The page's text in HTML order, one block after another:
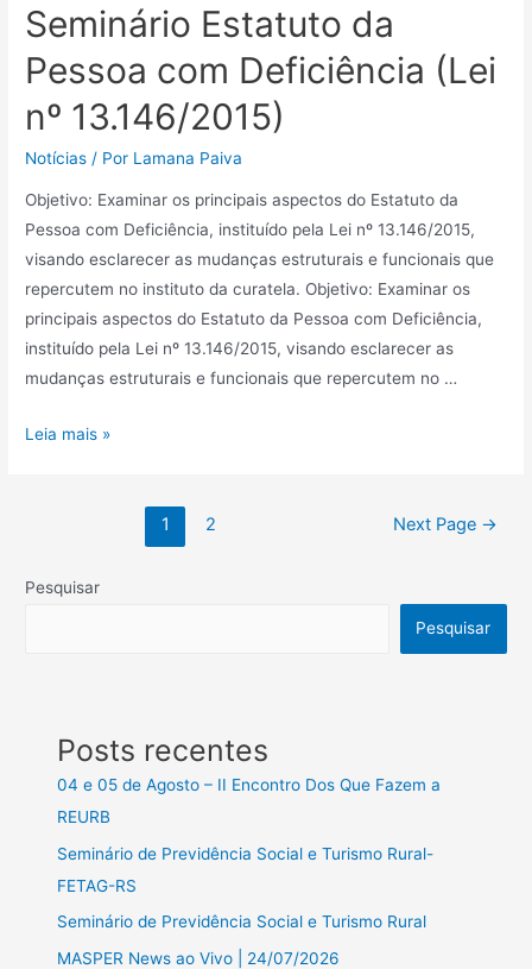
Seminário Estatuto da
Pessoa com Deficiência (Lei
nº 13.146/2015)
Notícias / Por Lamana Paiva
Objetivo: Examinar os principais aspectos do Estatuto da
Pessoa com Deficiência, instituído pela Lei nº 13.146/2015,
visando esclarecer as mudanças estruturais e funcionais que
repercutem no instituto da curatela. Objetivo: Examinar os
principais aspectos do Estatuto da Pessoa com Deficiência,
instituído pela Lei nº 13.146/2015, visando esclarecer as
mudanças estruturais e funcionais que repercutem no …
Leia mais »
1 2 Next Page →
Pesquisar
Pesquisar
Posts recentes
04 e 05 de Agosto – II Encontro Dos Que Fazem a
REURB
Seminário de Previdência Social e Turismo Rural-
FETAG-RS
Seminário de Previdência Social e Turismo Rural
MASPER News ao Vivo | 24/07/2026